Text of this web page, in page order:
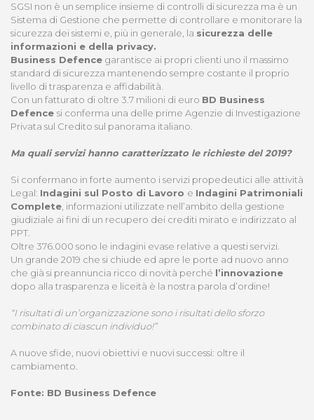
SGSI non è un semplice insieme di controlli di sicurezza ma è un
Sistema di Gestione che permette di controllare e monitorare la
sicurezza dei sistemi e, più in generale, la sicurezza delle
informazioni e della privacy.
Business Defence garantisce ai propri clienti uno il massimo
standard di sicurezza mantenendo sempre costante il proprio
livello di trasparenza e affidabilità.
Con un fatturato di oltre 3.7 milioni di euro BD Business
Defence si conferma una delle prime Agenzie di Investigazione
Privata sul Credito sul panorama italiano.
Ma quali servizi hanno caratterizzato le richieste del 2019?
Si confermano in forte aumento i servizi propedeutici alle attività
Legal: Indagini sul Posto di Lavoro e Indagini Patrimoniali
Complete , informazioni utilizzate nell’ambito della gestione
giudiziale ai fini di un recupero dei crediti mirato e indirizzato al
PPT.
Oltre 376.000 sono le indagini evase relative a questi servizi.
Un grande 2019 che si chiude ed apre le porte ad nuovo anno
che già si preannuncia ricco di novità perché l’innovazione
dopo alla trasparenza e liceità è la nostra parola d’ordine!
“I risultati di un’organizzazione sono i risultati dello sforzo
combinato di ciascun individuo!”
A nuove sfide, nuovi obiettivi e nuovi successi: oltre il
cambiamento.
Fonte: BD Business Defence